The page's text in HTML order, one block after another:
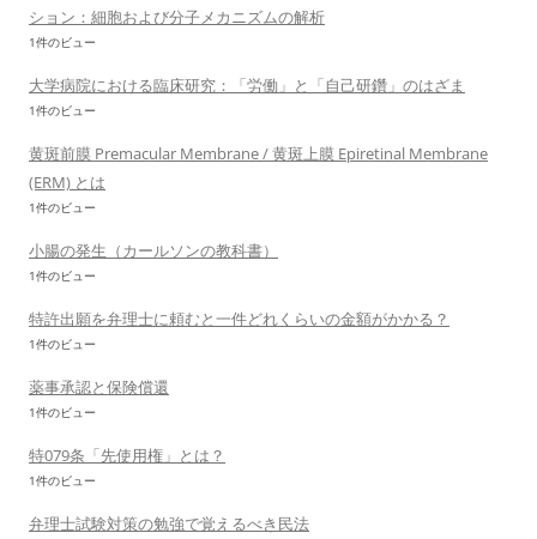
ション：細胞および分子メカニズムの解析
1件のビュー
大学病院における臨床研究：「労働」と「自己研鑽」のはざま
1件のビュー
黄斑前膜 Premacular Membrane / 黄斑上膜 Epiretinal Membrane
(ERM) とは
1件のビュー
小腸の発生（カールソンの教科書）
1件のビュー
特許出願を弁理士に頼むと一件どれくらいの金額がかかる？
1件のビュー
薬事承認と保険償還
1件のビュー
特079条「先使用権」とは？
1件のビュー
弁理士試験対策の勉強で覚えるべき民法